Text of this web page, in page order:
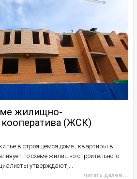
жилищно-
кооператива (ЖСК)
в строящемся доме , квартиры в
по схеме жилищно-строительного
утверждают,...
читать далее...